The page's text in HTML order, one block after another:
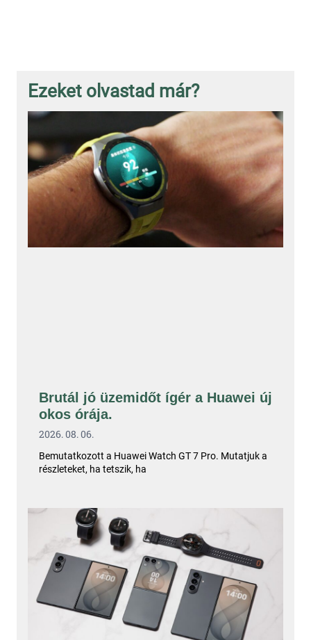
Ezeket olvastad már?
Brutál jó üzemidőt ígér a Huawei új
okos órája.
2026. 08. 06.
Bemutatkozott a Huawei Watch GT 7 Pro. Mutatjuk a
részleteket, ha tetszik, ha